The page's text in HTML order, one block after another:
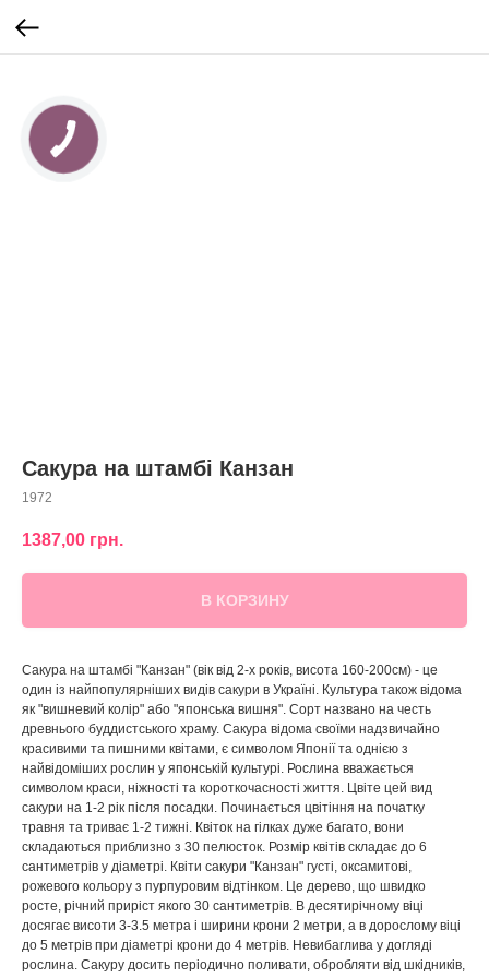
Сакура на штамбі Канзан
1972
1387,00 грн.
В КОРЗИНУ
Сакура на штамбі "Канзан" (вік від 2-х років, висота 160-200см) - це
один із найпопулярніших видів сакури в Україні. Культура також відома
як "вишневий колір" або "японська вишня". Сорт названо на честь
древнього буддистського храму. Сакура відома своїми надзвичайно
красивими та пишними квітами, є символом Японії та однією з
найвідоміших рослин у японській культурі. Рослина вважається
символом краси, ніжності та короткочасності життя. Цвіте цей вид
сакури на 1-2 рік після посадки. Починається цвітіння на початку
травня та триває 1-2 тижні. Квіток на гілках дуже багато, вони
складаються приблизно з 30 пелюсток. Розмір квітів складає до 6
сантиметрів у діаметрі. Квіти сакури "Канзан" густі, оксамитові,
рожевого кольору з пурпуровим відтінком. Це дерево, що швидко
росте, річний приріст якого 30 сантиметрів. В десятирічному віці
досягає висоти 3-3.5 метра і ширини крони 2 метри, а в дорослому віці
до 5 метрів при діаметрі крони до 4 метрів. Невибаглива у догляді
рослина. Сакуру досить періодично поливати, обробляти від шкідників,